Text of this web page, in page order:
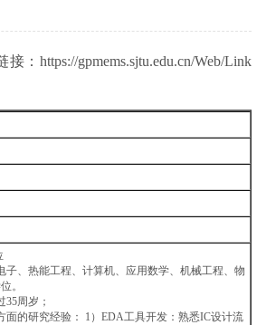
：https://gpmems.sjtu.edu.cn/Web/Link
子、热能工程、计算机、应用数学、机械工程、物
。
周岁；
面的研究经验： 1）EDA工具开发：熟悉IC设计流